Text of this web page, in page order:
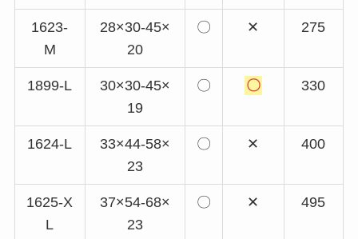
1623-
M
28×30-45×
20
〇 ✕ 275
1899-L
30×30-45×
19
〇 〇 330
1624-L
33×44-58×
23
〇 ✕ 400
1625-X
L
37×54-68×
23
〇 ✕ 495